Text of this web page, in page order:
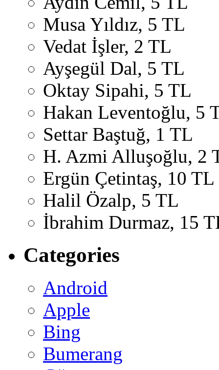
Musa Yıldız, 5 TL
Vedat İşler, 2 TL
Ayşegül Dal, 5 TL
Oktay Sipahi, 5 TL
Hakan Leventoğlu, 5
Settar Baştuğ, 1 TL
H. Azmi Alluşoğlu, 2
Ergün Çetintaş, 10 TL
Halil Özalp, 5 TL
İbrahim Durmaz, 15
Categories
Android
Apple
Bing
Bumerang